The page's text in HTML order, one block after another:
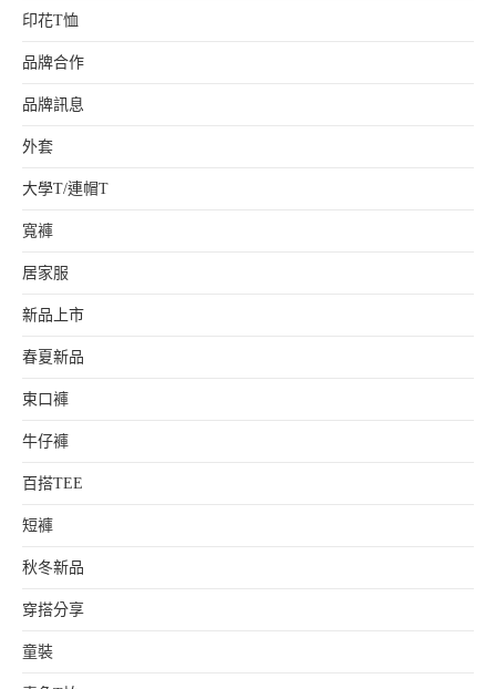
印花T恤
品牌合作
品牌訊息
外套
大學T/連帽T
寬褲
居家服
新品上市
春夏新品
束口褲
牛仔褲
百搭TEE
短褲
秋冬新品
穿搭分享
童裝